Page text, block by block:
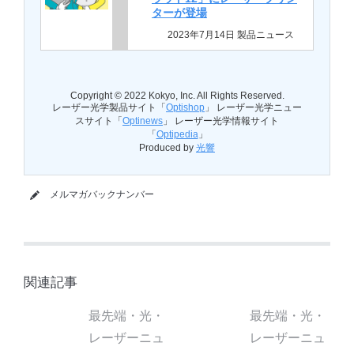
ターが登場
2023年7月14日 製品ニュース
Copyright © 2022 Kokyo, Inc. All Rights Reserved.
レーザー光学製品サイト「 Optishop 」 レーザー光学ニュー
スサイト「 Optinews 」 レーザー光学情報サイト
「 Optipedia」
Produced by 光響
メルマガバックナンバー
関連記事
最先端・光・
レーザーニュ
最先端・光・
レーザーニュ